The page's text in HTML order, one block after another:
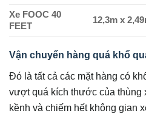
Xe FOOC 40
FEET
12,3m x
Vận chuyển hàng quá khổ
Đó là tất cả các mặt hàng có
vượt quá kích thước của thùng
kềnh và chiếm hết không gian